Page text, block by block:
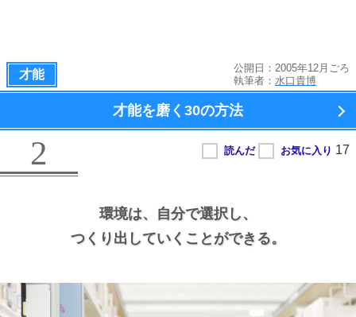
才能
公開日：2005年12月ごろ
執筆者： 水口貴博
才能を磨く 30の方法
2
環境は、 自分で選択し、
つくり出していくことができる。